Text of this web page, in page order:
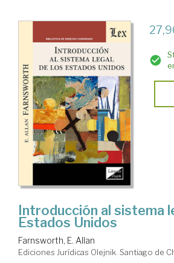
Introducción al sistema
Estados Unidos
Farnsworth, E. Allan
Ediciones Jurídicas Olejnik. Santiago de